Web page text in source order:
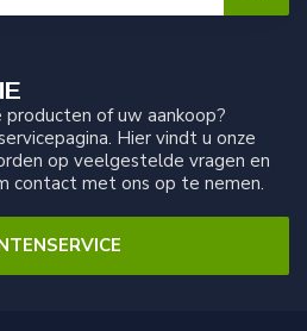
of uw aankoop?
Hier vindt u onze
op veelgestelde vragen en
contact met ons op te nemen.